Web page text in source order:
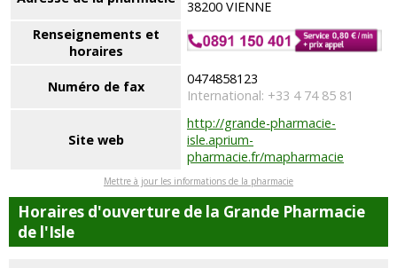
38200 VIENNE
Renseignements et
horaires
Numéro de fax
0474858123
International: +33 4 74 85 81
Site web
http://grande-pharmacie-
isle.aprium-
pharmacie.fr/mapharmacie
Mettre à jour les informations de la pharmacie
Horaires d'ouverture de la Grande Pharmacie
de l'Isle